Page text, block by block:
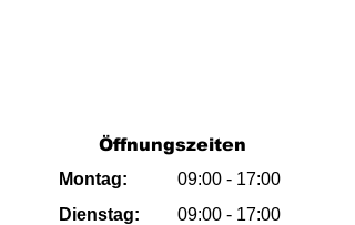
Öffnungszeiten
Montag:
Dienstag:
09:00 - 17:00
09:00 - 17:00